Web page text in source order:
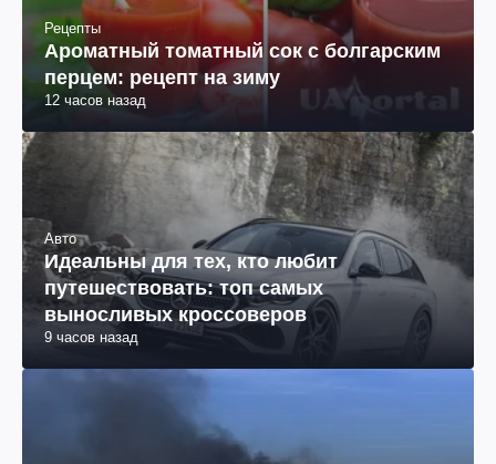
Рецепты
Ароматный томатный сок с болгарским
перцем: рецепт на зиму
12 часов назад
Авто
Идеальны для тех, кто любит
путешествовать: топ самых
выносливых кроссоверов
9 часов назад